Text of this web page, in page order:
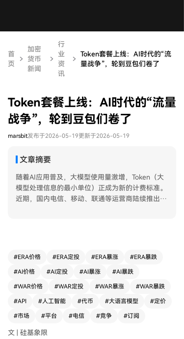
首
页
加密
货币
新闻
行
业
资
讯
Token套餐上线：AI时代的“流
量战争”，轮到豆包们卷了
Token套餐上线：AI时代的“流量
战争”，轮到豆包们卷了
marsbit发布于2026-05-19更新于2026-05-19
文章摘要
随着AI应用普及，大模型使用量激增，Token（大
模型处理信息的最小单位）正成为新的计费标准。
近期，国内电信、移动、联通等运营商陆续推出面
餐化”，降低了用户切换和使用不同模型的门槛。
用户粘性可能减弱，竞争将更加激烈。厂商们需要
从单纯比拼模型参数，转向优化“单位能耗的Token
应用解决方案和行业智能体。 运营商的入场，标
志着Token正从技术指标走向标准化消费品，可能
#ERA价格 #ERA定投 #ERA暴涨 #ERA暴跌
#AI价格 #AI定投 #AI暴涨 #AI暴跌
#WAR价格 #WAR定投 #WAR暴涨 #WAR暴跌
#API #人工智能 #代币 #大语言模型 #定价
#市场 #平台 #电信 #竞争 #订阅
文 | 硅基象限